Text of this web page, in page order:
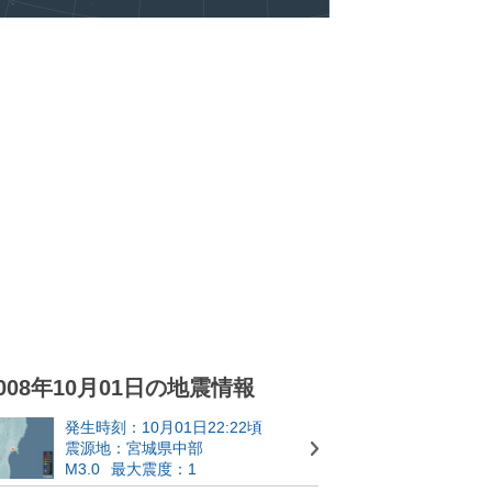
年10月01日の地震情報
発生時刻：10月01日22:22頃
震源地：宮城県中部
M3.0
最大震度：1